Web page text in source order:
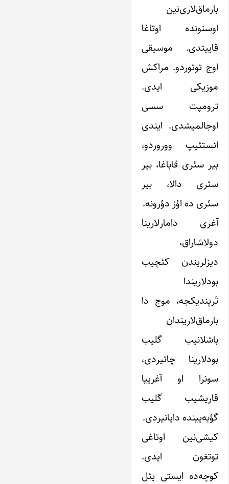
بارماق‌لاری‌نین
اوستونده اوتاغا
قاییتدی. موسیقی
اوج توتوردو. مراکش
موزیکی ایدی.
ترومپت سسی
اوجالمیشدی. ایندی
ائستئیپ ووروردو،
بیر سئری قاباغا، بیر
سئری دالا، بیر
سئری ده اؤز دؤرونه.
آغری دامارلارینا
دولاشاراق،
دیزلریندن کئچیب
بودلاریندا
تَرپندیکجه، موج دا
بارماق‌لاریندان
باشلانیب گلیب
بودلارینا چاتیردی،
سونرا او آغرییا
قاریشیب گلیب
گؤبه‌یینده دایانیردی.
کیشی‌نین اوتاغی
توتغون ایدی.
کوچه‌ده ایستی یئل